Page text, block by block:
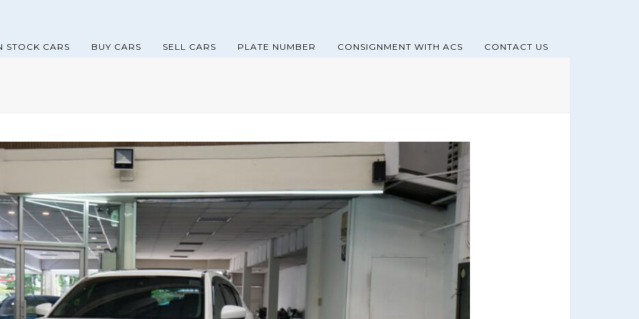
STOCK CARS BUY CARS SELL CARS PLATE NUMBER CONSIGNMENT WITH ACS CONTACT US